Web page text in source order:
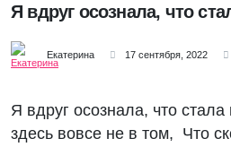
Я вдруг осознала, что
Екатерина 17 сентября, 2022
Я вдруг осознала, что
здесь вовсе не в том, Что